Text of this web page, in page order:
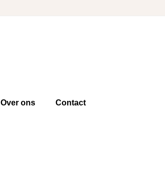
Over ons Contact